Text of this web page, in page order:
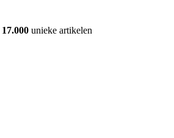
17.000 unieke artikelen